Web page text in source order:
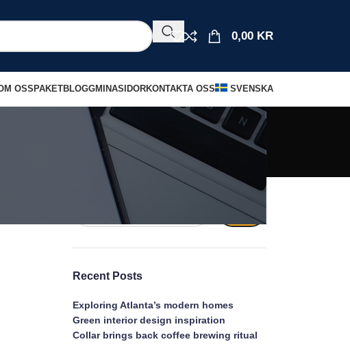
0,00 KR
OSS PAKETBLOGGMINASIDORKONTAKTA OSS SVENSKA
SÖK
Recent Posts
Exploring Atlanta’s modern homes
Green interior design inspiration
Collar brings back coffee brewing ritual